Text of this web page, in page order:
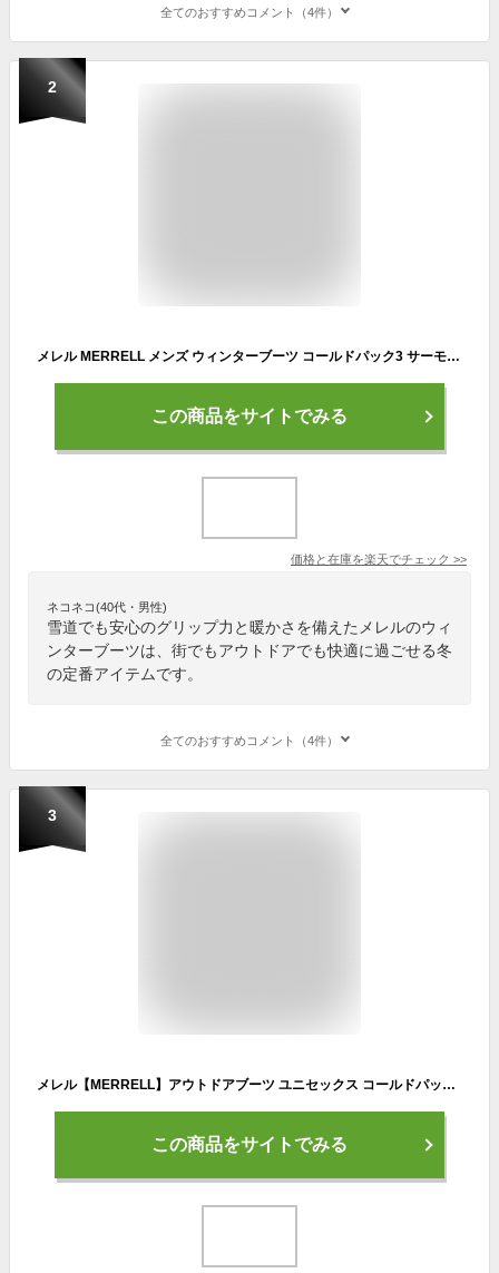
全てのおすすめコメント（4件）
2
メレル MERRELL メンズ ウィンターブーツ コールドパック3 サーモ トール ジップ ウォータープルーフ [J037199 FW23] M COLDPACK 3 THERMO TALL ZIP WATERPROOF 防寒靴 スノーブーツ 防水・防滑 スニーカー BLACK 黒 ブラック系
この商品をサイトでみる
価格と在庫を楽天でチェック >>
ネコネコ(40代・男性)
雪道でも安心のグリップ力と暖かさを備えたメレルのウィ
ンターブーツは、街でもアウトドアでも快適に過ごせる冬
の定番アイテムです。
全てのおすすめコメント（4件）
3
メレル【MERRELL】アウトドアブーツ ユニセックス コールドパック 3 ゼロ サーモ トール ウォータープルーフ / COLDPACK 3 ZERO THERMO TALL WATERPROOF J5006763 2024秋冬 (メンズ/レディース/ウィンターブーツ/スノーブーツ/雪上)
この商品をサイトでみる